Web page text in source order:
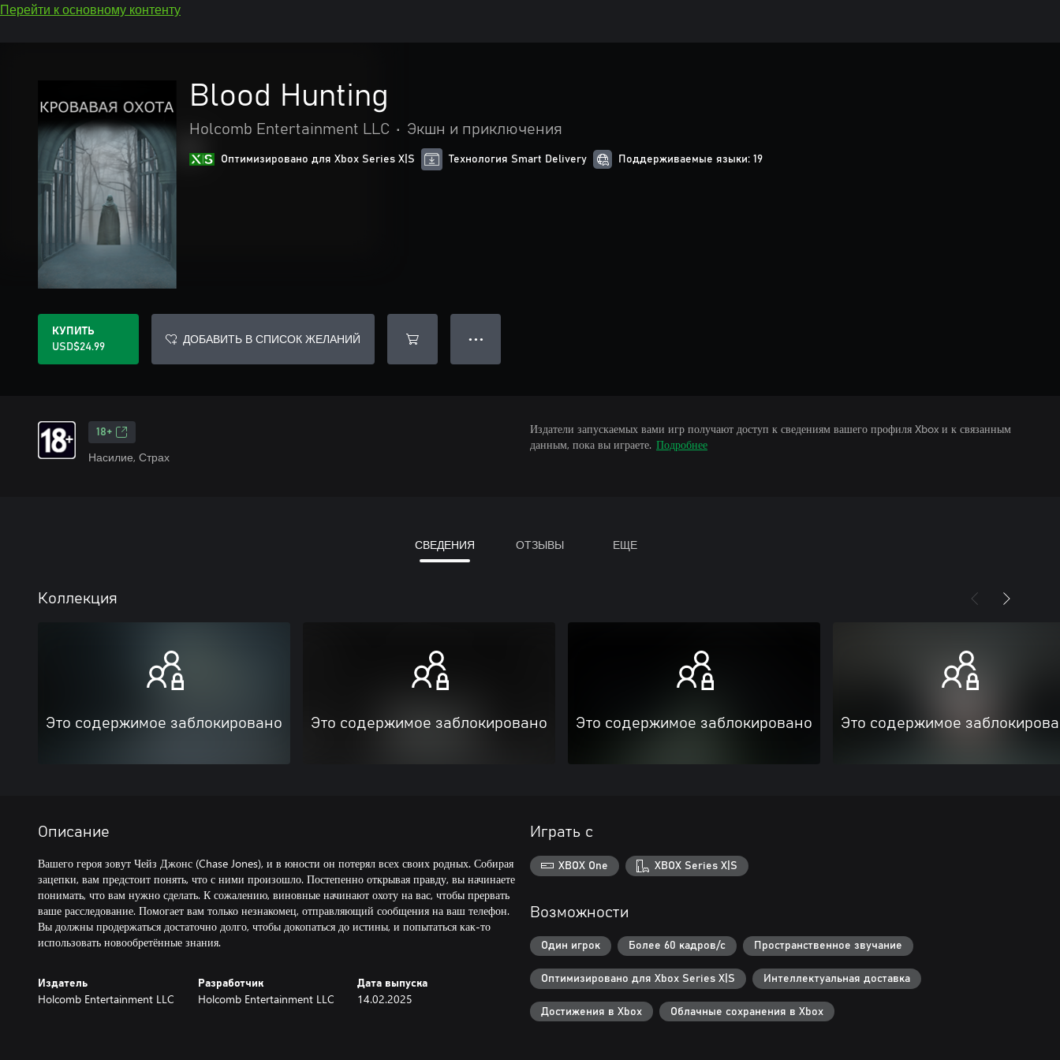
Перейти к основному контенту
Blood Hunting
Holcomb Entertainment LLC • Экшн и приключения
Оптимизировано для Xbox Series X|S Технология Smart Delivery Поддерживаемые языки: 19
КУПИТЬ
USD$24.99
ДОБАВИТЬ В СПИСОК ЖЕЛАНИЙ ● ● ●
18+
Насилие, Страх
Издатели запускаемых вами игр получают доступ к сведениям вашего профиля Xbox и к связанным
данным, пока вы играете. Подробнее
СВЕДЕНИЯ ОТЗЫВЫ ЕЩЕ
Коллекция
Это содержимое заблокировано Это содержимое заблокировано Это содержимое заблокировано Это содержимое
Описание
Вашего героя зовут Чейз Джонс (Chase Jones), и в юности он потерял всех своих родных. Собирая
зацепки, вам предстоит понять, что с ними произошло. Постепенно открывая правду, вы начинаете
понимать, что вам нужно сделать. К сожалению, виновные начинают охоту на вас, чтобы прервать
ваше расследование. Помогает вам только незнакомец, отправляющий сообщения на ваш телефон.
Вы должны продержаться достаточно долго, чтобы докопаться до истины, и попытаться как-то
использовать новообретённые знания.
Издатель
Holcomb Entertainment LLC
Разработчик
Holcomb Entertainment LLC
Дата выпуска
14.02.2025
Играть с
XBOX One XBOX Series X|S
Возможности
Один игрок Более 60 кадров/с Пространственное звучание
Оптимизировано для Xbox Series X|S Интеллектуальная доставка
Достижения в Xbox Облачные сохранения в Xbox